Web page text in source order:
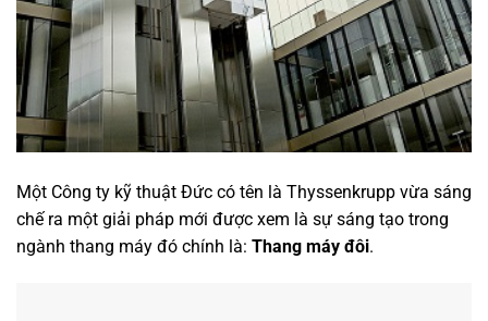
Một Công ty kỹ thuật Đức có tên là Thyssenkrupp vừa sáng
chế ra một giải pháp mới được xem là sự sáng tạo trong
ngành thang máy đó chính là: Thang máy đôi.